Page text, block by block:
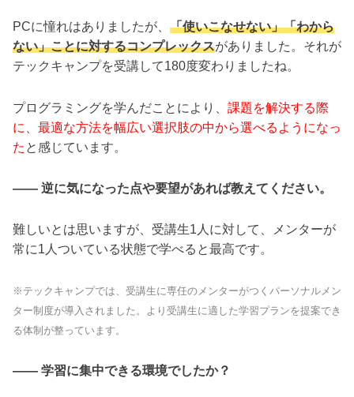
PCに憧れはありましたが、 「使いこなせない」「わから
ない」ことに対するコンプレックスがありました。それが
テックキャンプを受講して180度変わりましたね。
プログラミングを学んだことにより、 課題を解決する際
に、最適な方法を幅広い選択肢の中から選べるようになっ
た と感じています。
―― 逆に気になった点や要望があれば教えてください。
難しいとは思いますが、受講生1人に対して、メンターが
常に1人ついている状態で学べると最高です。
※テックキャンプでは、受講生に専任のメンターがつくパーソナルメン
ター制度が導入されました。より受講生に適した学習プランを提案でき
る体制が整っています。
―― 学習に集中できる環境でしたか？